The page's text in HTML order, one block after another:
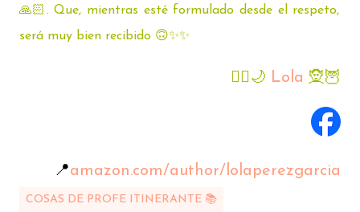
🙏🏻.Que, mientras esté formulado desde el respeto,
será muy bien recibido 🙃✨️✨️
🧚‍♀️🌙 Lola 🧝🦉
📍amazon.com/author/lolaperezgarcia
COSAS DE PROFE ITINERANTE 📚